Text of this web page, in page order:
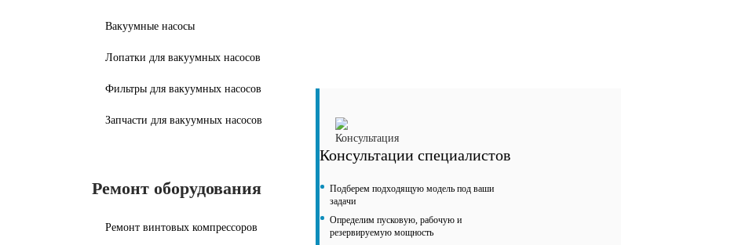
Вакуумные насосы
Лопатки для вакуумных насосов
Фильтры для вакуумных насосов
Запчасти для вакуумных насосов
Ремонт оборудования
Ремонт винтовых компрессоров
Консультации специалистов
Подберем подходящую модель под ваши
задачи
Определим пусковую, рабочую и
резервируемую мощность